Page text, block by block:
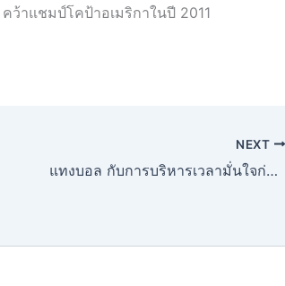
าแชมป์โคป้าอเมริกาในปี 2011
NEXT
แทงบอล กับการบริหารเวลามั่นใจก่อนแทง บอลเดี่ยว บอลสเต็ป